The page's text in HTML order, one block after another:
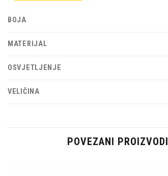
BOJA
MATERIJAL
OSVJETLJENJE
VELIČINA
POVEZANI PROIZVODI